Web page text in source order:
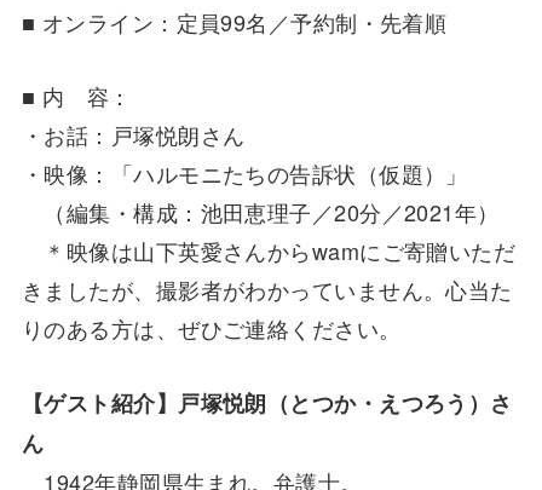
■ オンライン：定員99名／予約制・先着順
■ 内 容：
・お話：戸塚悦朗さん
・映像：「ハルモニたちの告訴状（仮題）」
（編集・構成：池田恵理子／20分／2021年）
＊映像は山下英愛さんからwamにご寄贈いただ
きましたが、撮影者がわかっていません。心当た
りのある方は、ぜひご連絡ください。
【ゲスト紹介】戸塚悦朗（とつか・えつろう）さ
ん
1942年静岡県生まれ。弁護士。